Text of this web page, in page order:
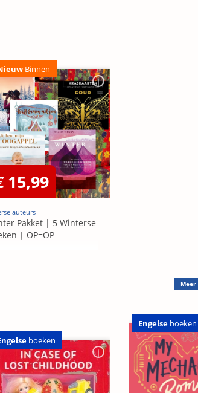
Binnen
15,99
auteurs
Pakket | 5 Winterse
| OP=OP
Meer
boeken
Engelse boeken